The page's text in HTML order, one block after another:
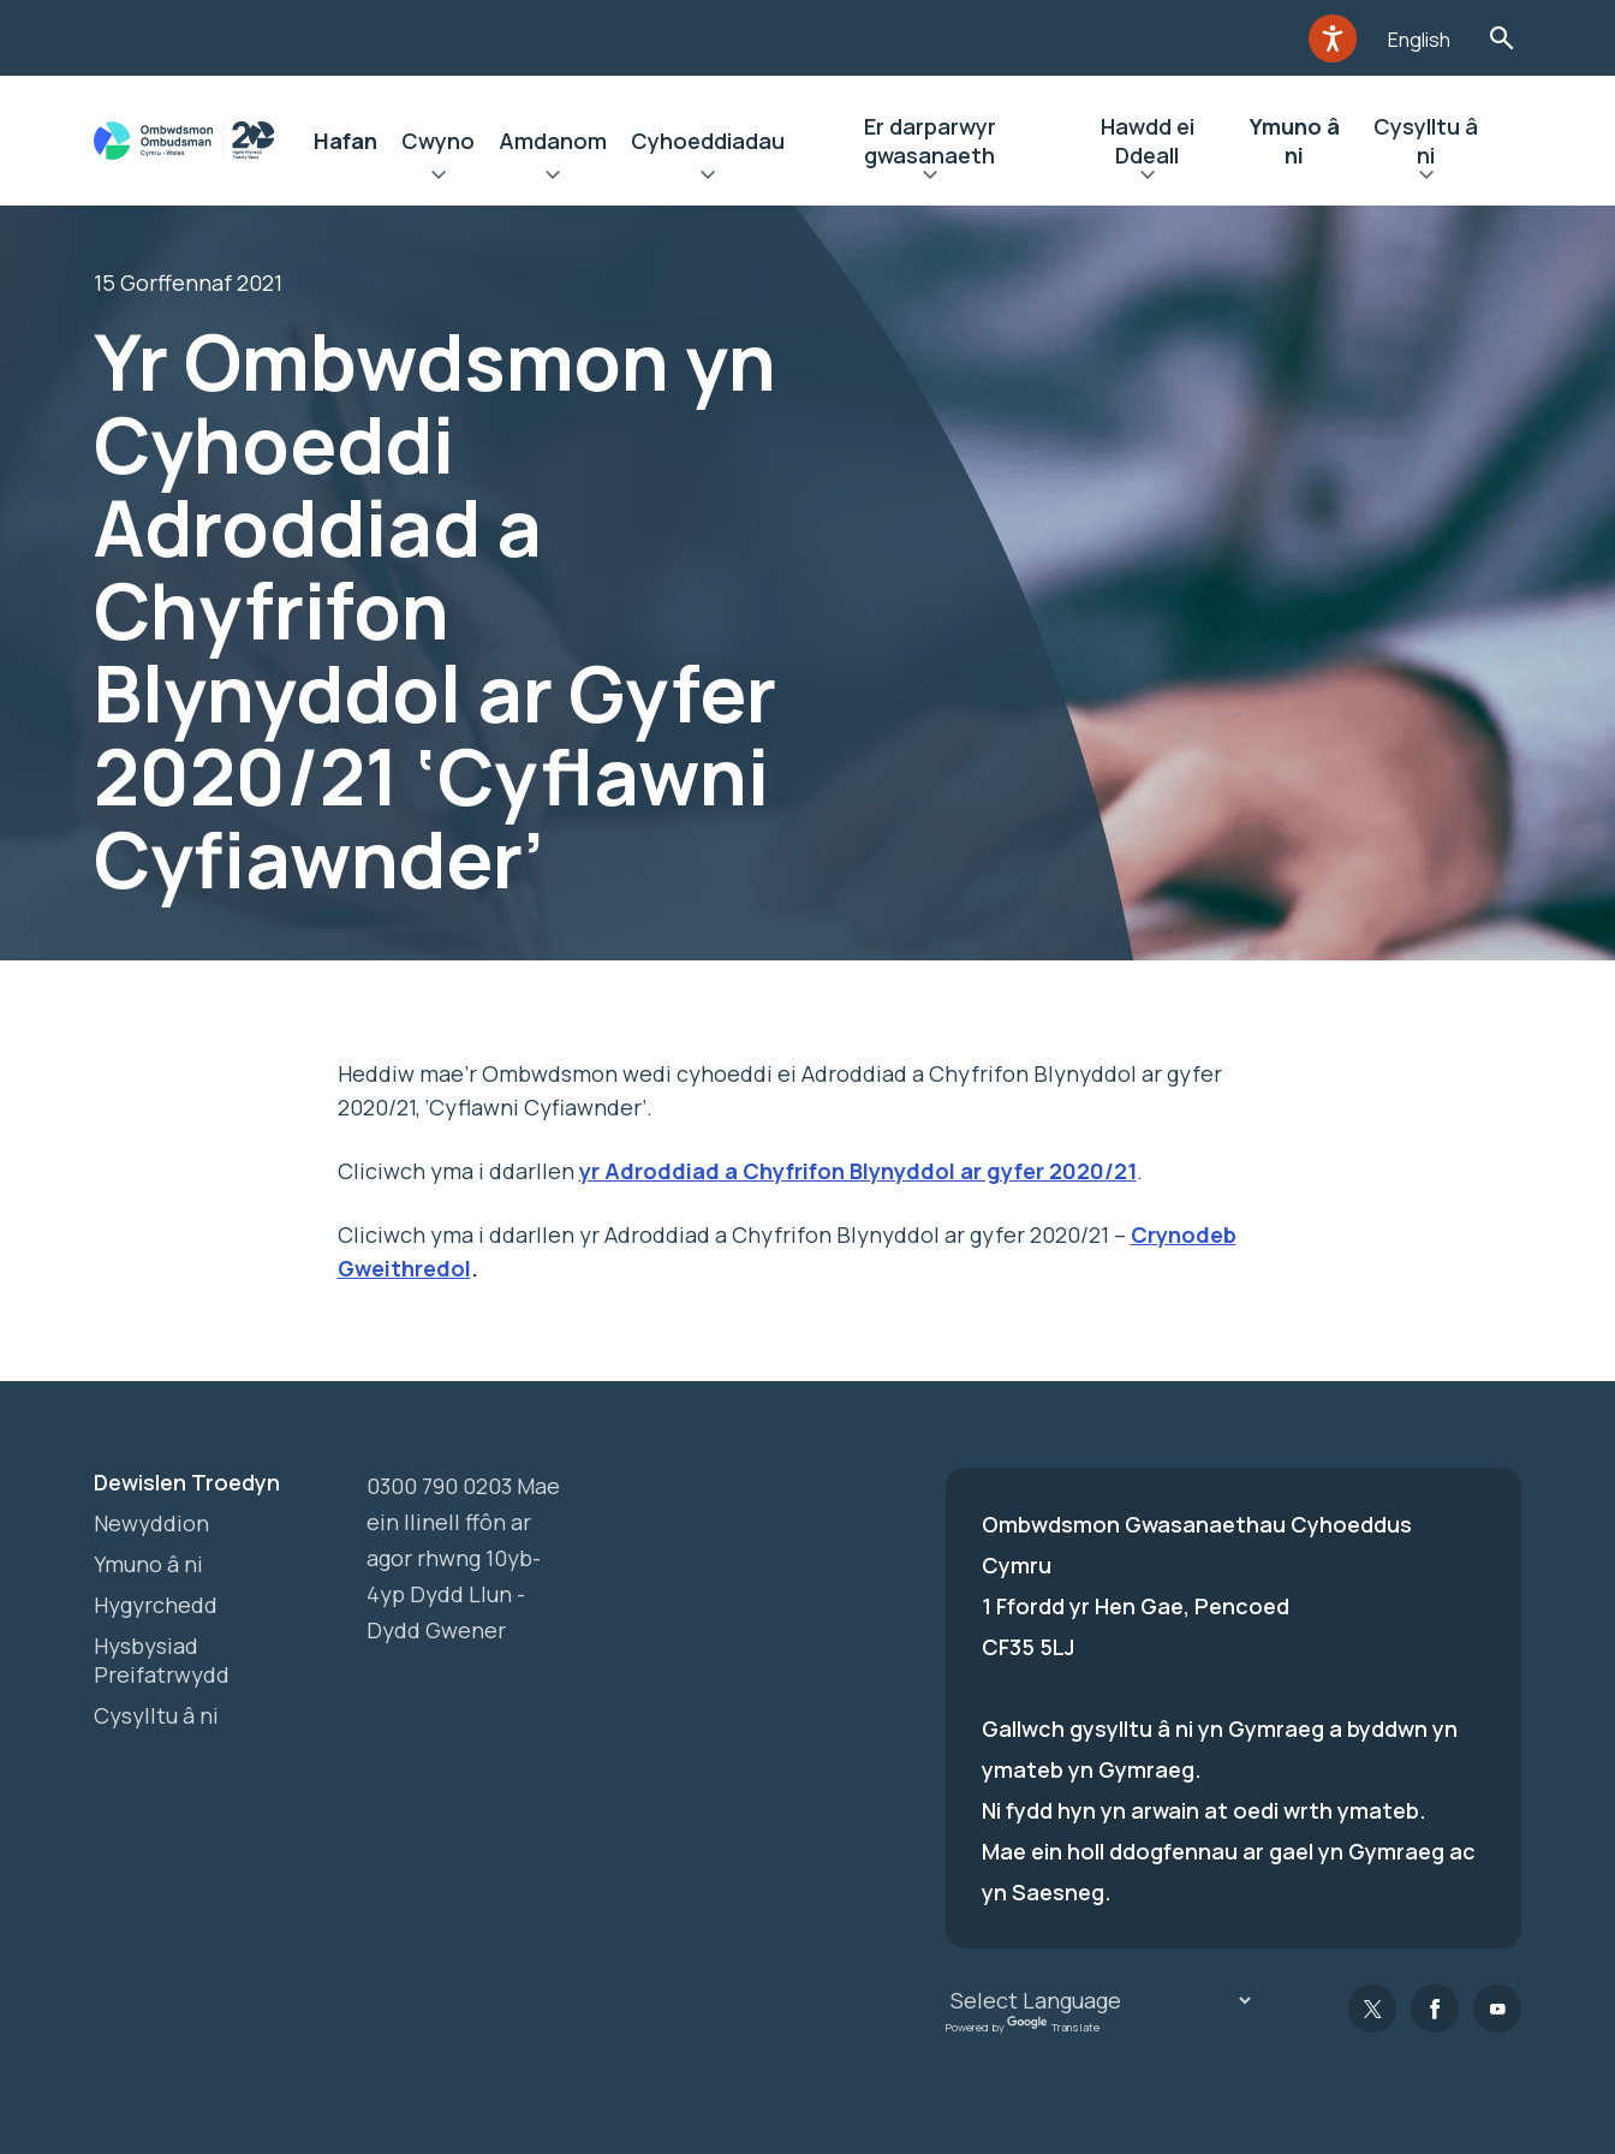
English
Hafan Cwyno Amdanom Cyhoeddiadau
Er darparwyr
gwasanaeth
Hawdd ei
Ddeall
Ymuno â
ni
Cysylltu â
ni
15 Gorffennaf 2021
Yr Ombwdsmon yn
Cyhoeddi
Adroddiad a
Chyfrifon
Blynyddol ar Gyfer
2020/21 ‘Cyflawni
Cyfiawnder’
Heddiw mae’r Ombwdsmon wedi cyhoeddi ei Adroddiad a Chyfrifon Blynyddol ar gyfer
2020/21, ‘Cyflawni Cyfiawnder’.
Cliciwch yma i ddarllenyr Adroddiad a Chyfrifon Blynyddol ar gyfer 2020/21.
Cliciwch yma i ddarllen yr Adroddiad a Chyfrifon Blynyddol ar gyfer 2020/21 – Crynodeb
Gweithredol.
Dewislen Troedyn
Newyddion
Ymuno â ni
Hygyrchedd
Hysbysiad
Preifatrwydd
Cysylltu â ni
0300 790 0203 Mae
ein llinell ffôn ar
agor rhwng 10yb-
4yp Dydd Llun -
Dydd Gwener
Ombwdsmon Gwasanaethau Cyhoeddus
Cymru
1 Ffordd yr Hen Gae, Pencoed
CF35 5LJ
Gallwch gysylltu â ni yn Gymraeg a byddwn yn
ymateb yn Gymraeg.
Ni fydd hyn yn arwain at oedi wrth ymateb.
Mae ein holl ddogfennau ar gael yn Gymraeg ac
yn Saesneg.
Powered by Translate